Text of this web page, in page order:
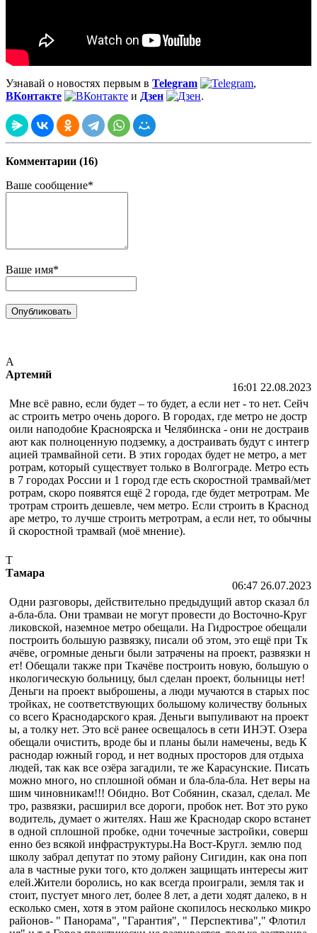
Узнавай о новостях первым в Telegram
,
ВКонтакте
и Дзен .
Комментарии (16)
Ваше сообщение*
Ваше имя*
А
Артемий
16:01 22.08.2023
Мне всë равно, если будет – то будет, а если нет - то нет. Сейч
ас строить метро очень дорого. В городах, где метро не достр
оили наподобие Красноярска и Челябинска - они не достраив
ают как полноценную подземку, а достраивать будут с интегр
ацией трамвайной сети. В этих городах будет не метро, а мет
ротрам, который существует только в Волгограде. Метро есть
в 7 городах России и 1 город где есть скоростной трамвай/мет
ротрам, скоро появятся ещë 2 города, где будет метротрам. Ме
тротрам строить дешевле, чем метро. Если строить в Краснод
аре метро, то лучше строить метротрам, а если нет, то обычны
й скоростной трамвай (моë мнение).
Т
Тамара
06:47 26.07.2023
Одни разговоры, действительно предыдущий автор сказал бл
а-бла-бла. Они трамваи не могут провести до Восточно-Круг
ликовской, наземное метро обещали. На Гидрострое обещали
построить большую развязку, писали об этом, это ещё при Тк
ачёве, огромные деньги были затрачены на проект, развязки н
ет! Обещали также при Ткачёве построить новую, большую о
нкологическую больницу, был сделан проект, больницы нет!
Деньги на проект выброшены, а люди мучаются в старых пос
тройках, не соответствующих большому количеству больных
со всего Краснодарского края. Деньги выпуливают на проект
ы, а толку нет. Это всё ранее освещалось в сети ИНЭТ. Озера
обещали очистить, вроде бы и планы были намечены, ведь К
раснодар южный город, и нет водных просторов для отдыха
людей, так как все озёра загадили, те же Карасунские. Писать
можно много, но сплошной обман и бла-бла-бла. Нет веры на
шим чиновникам!!! Обидно. Вот Собянин, сказал, сделал. Ме
тро, развязки, расширил все дороги, пробок нет. Вот это руко
водитель, думает о жителях. Наш же Краснодар скоро встанет
в одной сплошной пробке, одни точечные застройки, соверш
енно без всякой инфраструктуры.На Вост-Кругл. землю под
школу забрал депутат по этому району Сигидин, как она поп
ала в частные руки того, кто должен защищать интересы жит
елей.Жители боролись, но как всегда проиграли, земля так и
стоит, пустует много лет, более 8 лет, а дети ходят далеко, в н
есколько смен, хотя в этом районе скопилось несколько микро
районов- " Панорама", "Гарантия", " Перспектива"," Флотил